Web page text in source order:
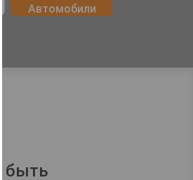
Автомобили
быть